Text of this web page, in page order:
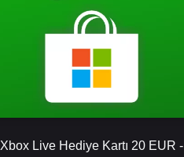
Xbox Live Hediye Kartı 20 EUR -